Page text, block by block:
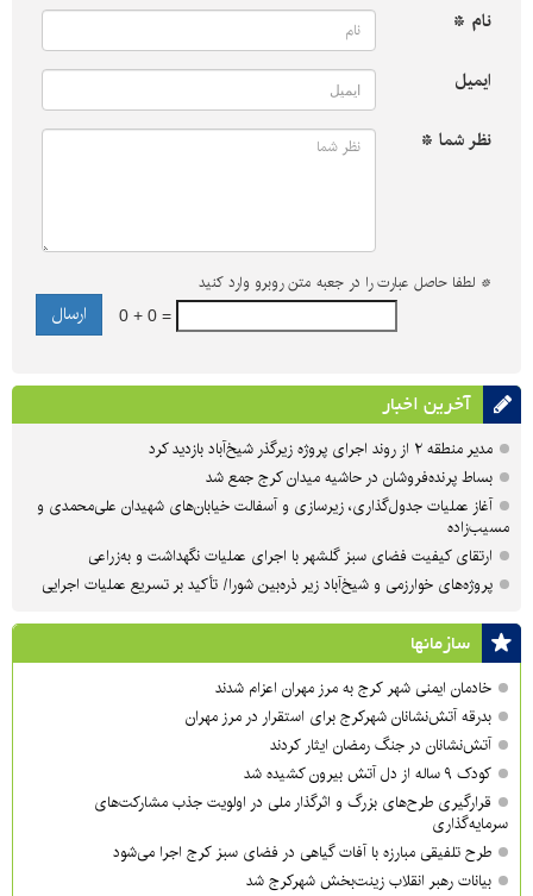
نام *
ایمیل
نظر شما *
* لطفا حاصل عبارت را در جعبه متن روبرو وارد کنید
0 + 0 =
آخرین اخبار
مدیر منطقه ۲ از روند اجرای پروژه زیرگذر شیخ‌آباد بازدید کرد
بساط پرنده‌فروشان در حاشیه میدان کرج جمع شد
آغاز عملیات جدول‌گذاری، زیرسازی و آسفالت خیابان‌های شهیدان علی‌محمدی و
مسیب‌زاده
ارتقای کیفیت فضای سبز گلشهر با اجرای عملیات نگهداشت و به‌زراعی
پروژه‌های خوارزمی و شیخ‌آباد زیر ذره‌بین شورا/ تأکید بر تسریع عملیات اجرایی
سازمان‎ها
خادمان ایمنی شهر کرج به مرز مهران اعزام شدند
بدرقه آتش‌نشانان شهرکرج برای استقرار در مرز مهران
آتش‌نشانان در جنگ رمضان ایثار کردند
کودک ۹ ساله از دل آتش بیرون کشیده شد
قرارگیری طرح‌های بزرگ و اثرگذار ملی در اولویت‌ جذب مشارکت‌های
سرمایه‌گذاری
طرح تلفیقی مبارزه با آفات گیاهی در فضای سبز کرج اجرا می‌شود
بیانات رهبر انقلاب زینت‌بخش شهرکرج شد